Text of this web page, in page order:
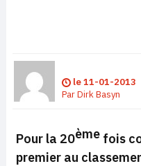
le11-01-2013
ParDirk Basyn
Pour la 20ème fois
premier au